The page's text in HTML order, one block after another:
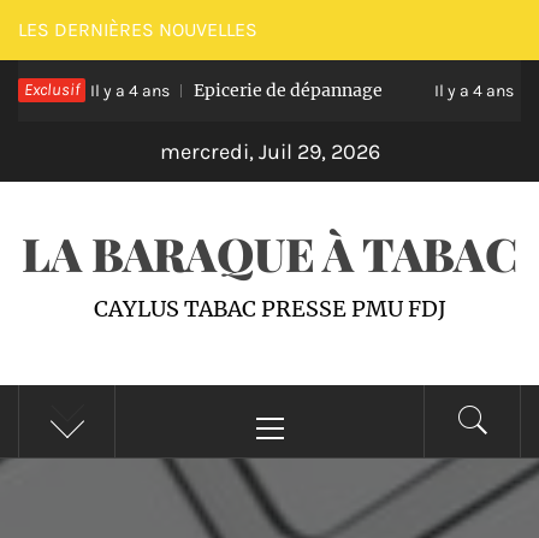
Passer
au
contenu
LES DERNIÈRES NOUVELLES
ExclusifIl y a 4 ans Epicerie de dépannage Il y a 4 ans
mercredi, Juil 29, 2026
LA BARAQUE À TABAC
CAYLUS TABAC PRESSE PMU FDJ
principal